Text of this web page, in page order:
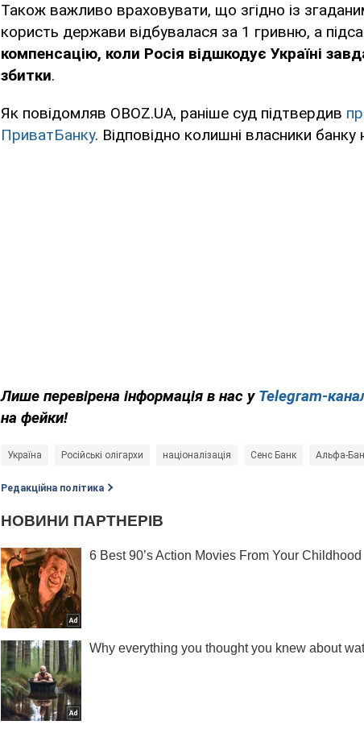
Також важливо враховувати, що згідно із
користь держави відбувалася за 1 гривню, а
компенсацію, коли Росія відшкодує Україні
збитки.
Як повідомляв OBOZ.UA, раніше суд підтвердив
ПриватБанку. Відповідно колишні власники
Лише перевірена інформація в нас у Telegram-
на фейки!
Україна Російські олігархи націоналізація Сенс Банк Альфа-
Редакційна політика